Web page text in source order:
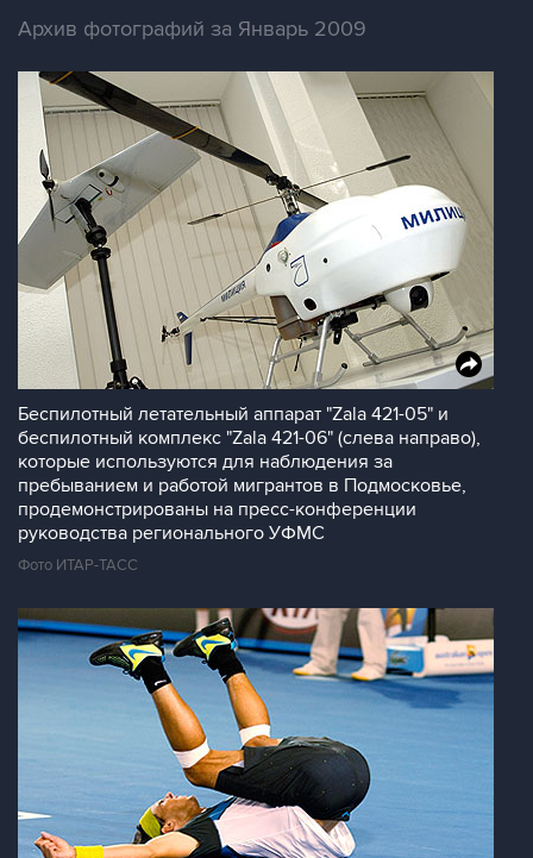
Архив фотографий за Январь 2009
Беспилотный летательный аппарат "Zala 421-05" и
беспилотный комплекс "Zala 421-06" (слева направо),
которые используются для наблюдения за
пребыванием и работой мигрантов в Подмосковье,
продемонстрированы на пресс-конференции
руководства регионального УФМС
Фото ИТАР-ТАСС